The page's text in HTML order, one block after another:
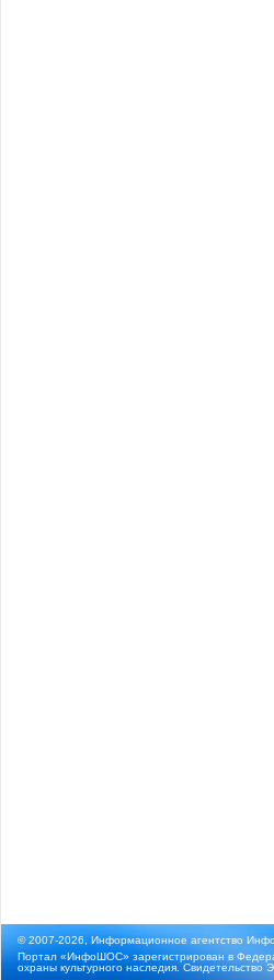
© 2007-2026, Информационное агентство
Портал «ИнфоШОС» зарегистрирован в
охраны культурного наследия.